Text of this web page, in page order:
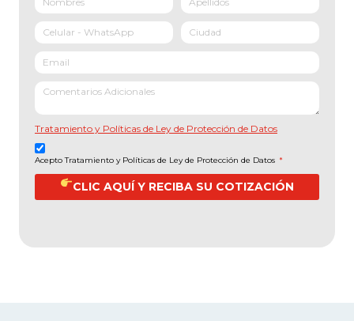
Tratamiento y Políticas de Ley de Protección de Datos
Acepto Tratamiento y Políticas de Ley de Protección de Datos *
CLIC AQUÍ Y RECIBA SU COTIZACIÓN